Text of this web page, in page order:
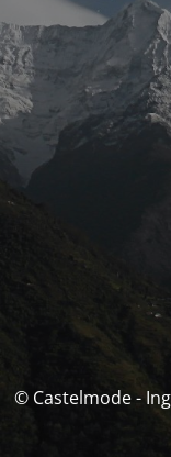
© Castelmode -